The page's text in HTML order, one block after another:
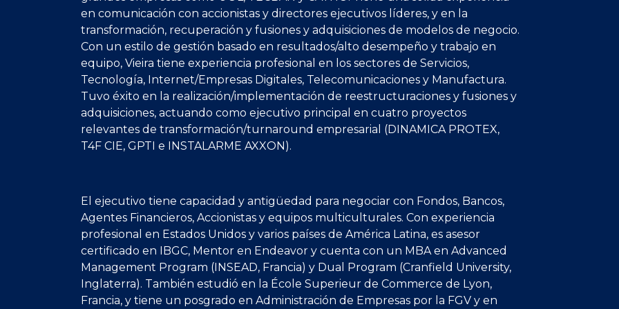
en comunicación con accionistas y directores ejecutivos líderes, y en la
transformación, recuperación y fusiones y adquisiciones de modelos de negocio.
Con un estilo de gestión basado en resultados/alto desempeño y trabajo en
equipo, Vieira tiene experiencia profesional en los sectores de Servicios,
Tecnología, Internet/Empresas Digitales, Telecomunicaciones y Manufactura.
Tuvo éxito en la realización/implementación de reestructuraciones y fusiones y
adquisiciones, actuando como ejecutivo principal en cuatro proyectos
relevantes de transformación/turnaround empresarial (DINAMICA PROTEX,
T4F CIE, GPTI e INSTALARME AXXON).
El ejecutivo tiene capacidad y antigüedad para negociar con Fondos, Bancos,
Agentes Financieros, Accionistas y equipos multiculturales. Con experiencia
profesional en Estados Unidos y varios países de América Latina, es asesor
certificado en IBGC, Mentor en Endeavor y cuenta con un MBA en Advanced
Management Program (INSEAD, Francia) y Dual Program (Cranfield University,
Inglaterra). También estudió en la École Superieur de Commerce de Lyon,
Francia, y tiene un posgrado en Administración de Empresas por la FGV y en